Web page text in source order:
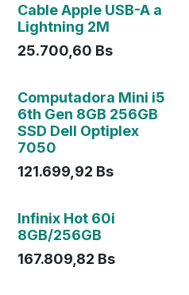
Cable Apple USB-A a
Lightning 2M
25.700,60 Bs
Agotado
Computadora Mini i5
6th Gen 8GB 256GB
SSD Dell Optiplex
7050
121.699,92 Bs
Agotado
Infinix Hot 60i
8GB/256GB
167.809,82 Bs